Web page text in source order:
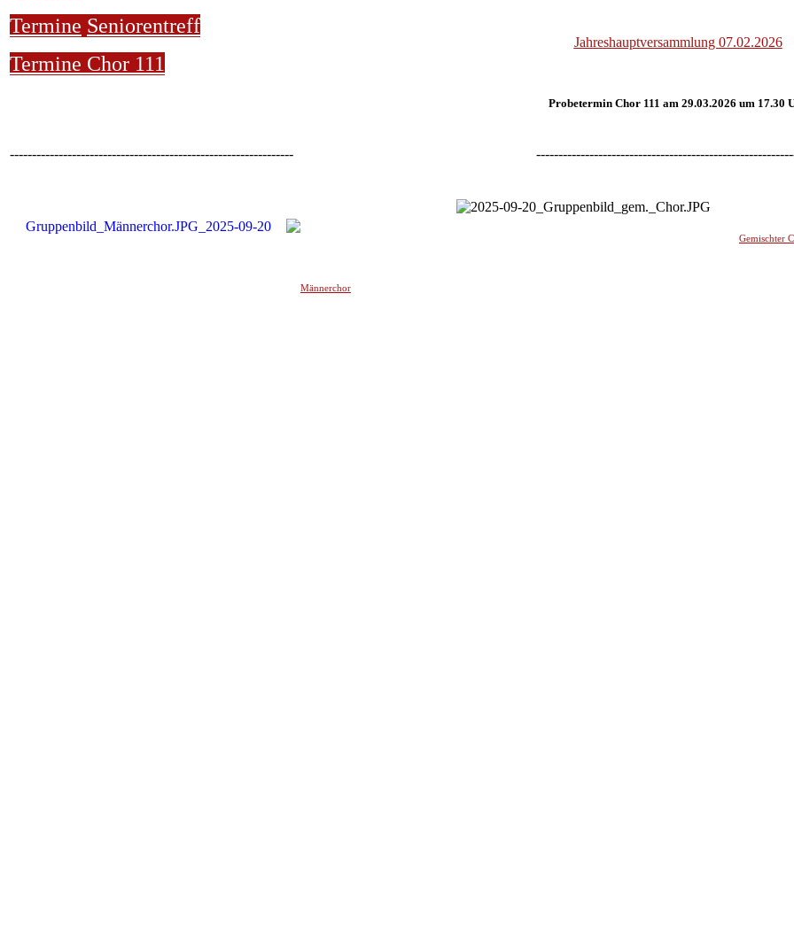
Termine Seniorentreff
Termine Chor 111
Jahreshauptversammlung 07.02.2026
Probetermin Chor 111 am 29.03.2026 um 17.30
----------------------------------------------------------------
Männerchor
Gemischter